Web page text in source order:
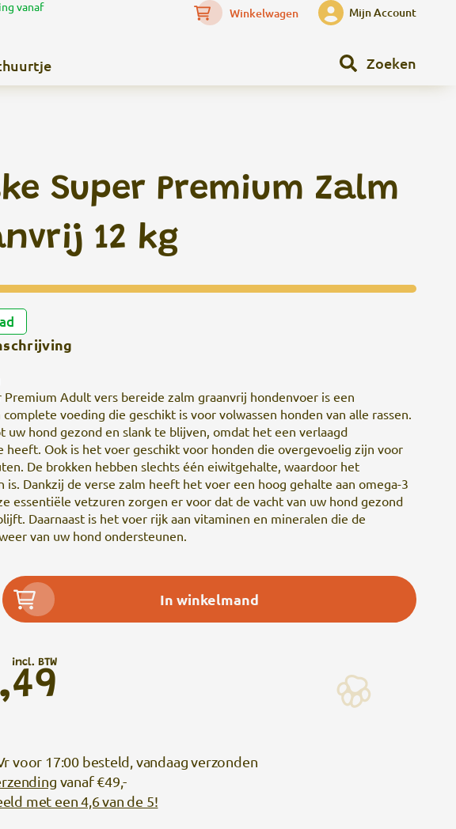
vanaf
Winkelwagen Mijn Account
Zoeken
Super Premium Zalm
12 kg
Premium Adult vers bereide zalm graanvrij hondenvoer is een
voeding die geschikt is voor volwassen honden van alle rassen.
uw hond gezond en slank te blijven, omdat het een verlaagd
heeft. Ook is het voer geschikt voor honden die overgevoelig zijn voor
De brokken hebben slechts één eiwitgehalte, waardoor het
is. Dankzij de verse zalm heeft het voer een hoog gehalte aan omega-3
essentiële vetzuren zorgen er voor dat de vacht van uw hond gezond
Daarnaast is het voer rijk aan vitaminen en mineralen die de
van uw hond ondersteunen.
In winkelmand
incl. BTW
voor 17:00 besteld, vandaag verzonden
vanaf €49,-
met een 4,6 van de 5!